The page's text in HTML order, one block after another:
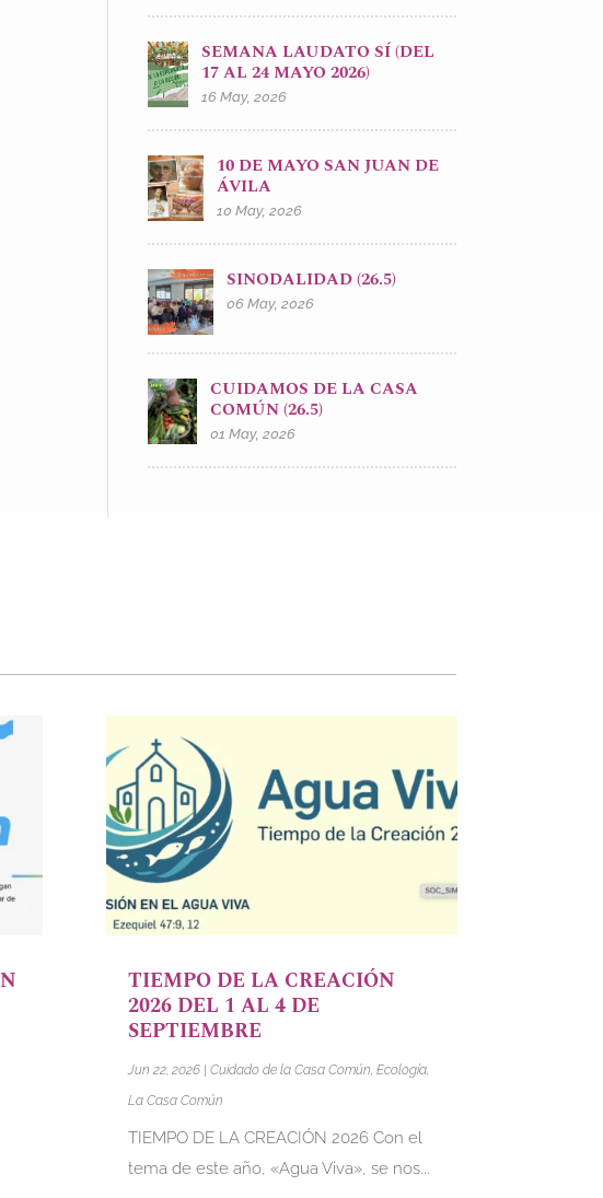
SEMANA LAUDATO SÍ (DEL
17 AL 24 MAYO 2026)
16 May, 2026
10 DE MAYO SAN JUAN DE
ÁVILA
10 May, 2026
SINODALIDAD (26.5)
06 May, 2026
CUIDAMOS DE LA CASA
COMÚN (26.5)
01 May, 2026
TIEMPO DE LA CREACIÓN
2026 DEL 1 AL 4 DE
SEPTIEMBRE
Jun 22, 2026| Cuidado de la Casa Común Ecología,
La Casa Común
TIEMPO DE LA CREACIÓN 2026 Con el
tema de este año, «Agua Viva», se nos...